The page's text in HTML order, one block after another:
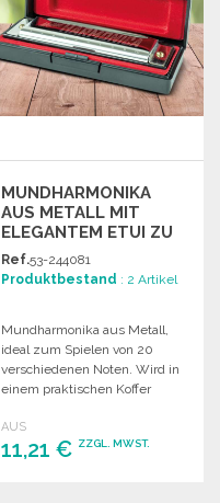
MUNDHARMONIKA
AUS METALL MIT
ELEGANTEM ETUI ZU
GROSSHANDELSPREISEN
Ref.53-244081
Produktbestand : 2 Artikel
Mundharmonika aus Metall,
ideal zum Spielen von 20
verschiedenen Noten. Wird in
einem praktischen Koffer
Aufbewahren geliefert.
AUS
11,21 € ZZGL. MWST.